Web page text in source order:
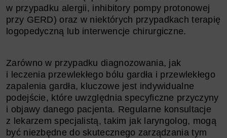
w przypadku alergii, inhibitory pompy protonowej
przy GERD) oraz w niektórych przypadkach terapię
logopedyczną lub interwencje chirurgiczne.
Zarówno w przypadku diagnozowania, jak
i leczenia przewlekłego bólu gardła i przewlekłego
zapalenia gardła, kluczowe jest indywidualne
podejście, które uwzględnia specyficzne przyczyny
i objawy danego pacjenta. Regularne konsultacje
z lekarzem specjalistą, takim jak laryngolog, mogą
być niezbędne do skutecznego zarządzania tym